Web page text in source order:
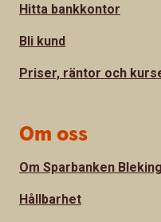
Hitta bankkontor
Bli kund
Priser, räntor och
Om oss
Om Sparbanken
Hållbarhet